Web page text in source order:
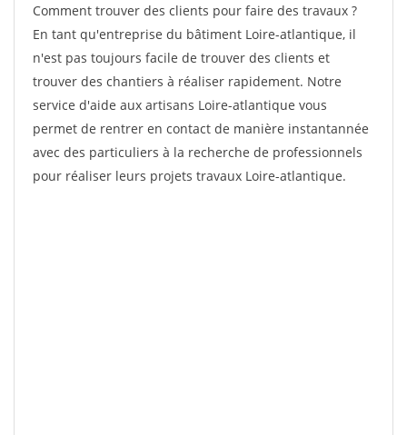
Comment trouver des clients pour faire des travaux ?
En tant qu'entreprise du bâtiment Loire-atlantique, il
n'est pas toujours facile de trouver des clients et
trouver des chantiers à réaliser rapidement. Notre
service d'aide aux artisans Loire-atlantique vous
permet de rentrer en contact de manière instantannée
avec des particuliers à la recherche de professionnels
pour réaliser leurs projets travaux Loire-atlantique.